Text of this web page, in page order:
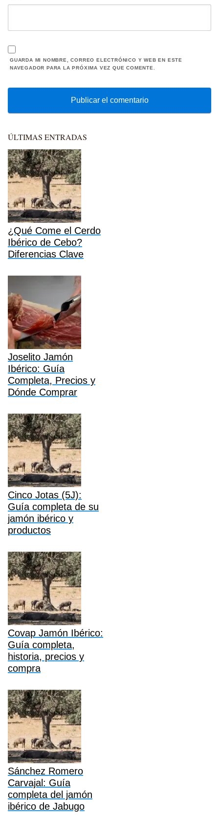
GUARDA MI NOMBRE, CORREO ELECTRÓNICO Y WEB EN ESTE
NAVEGADOR PARA LA PRÓXIMA VEZ QUE COMENTE.
ÚLTIMAS ENTRADAS
¿Qué Come el Cerdo
Ibérico de Cebo?
Diferencias Clave
Joselito Jamón
Ibérico: Guía
Completa, Precios y
Dónde Comprar
Cinco Jotas (5J):
Guía completa de su
jamón ibérico y
productos
Covap Jamón Ibérico:
Guía completa,
historia, precios y
compra
Sánchez Romero
Carvajal: Guía
completa del jamón
ibérico de Jabugo